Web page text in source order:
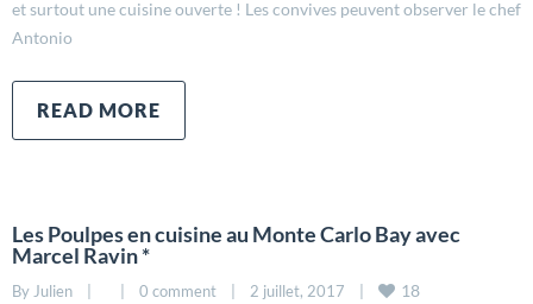
et surtout une cuisine ouverte ! Les convives peuvent observer le chef
Antonio
READ MORE
Les Poulpes en cuisine au Monte Carlo Bay avec
Marcel Ravin *
By Julien 0 comment 2 juillet, 2017 18